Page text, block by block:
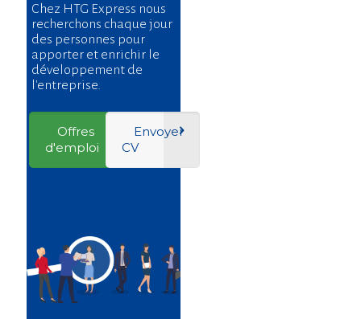
Chez HTG Express nous
recherchons chaque jour
des personnes pour
apporter et enrichir le
développement de
l'entreprise.
Offres
d'emploi
Envoyer
CV